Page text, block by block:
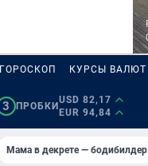
ГОРОСКОП КУРСЫ ВАЛЮТ
3 ПРОБКИ
USD 82,17
EUR 94,84
Мама в декрете — бодибилдер